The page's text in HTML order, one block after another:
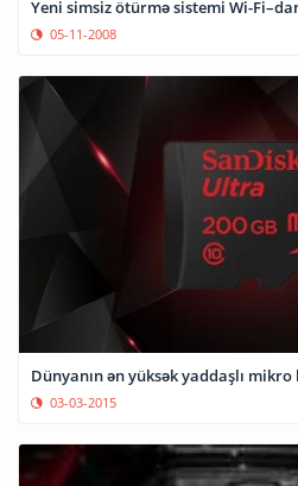
Yeni simsiz ötürmə sistemi Wi-
05-11-2008
Dünyanın ən yüksək yaddaşlı
03-03-2015